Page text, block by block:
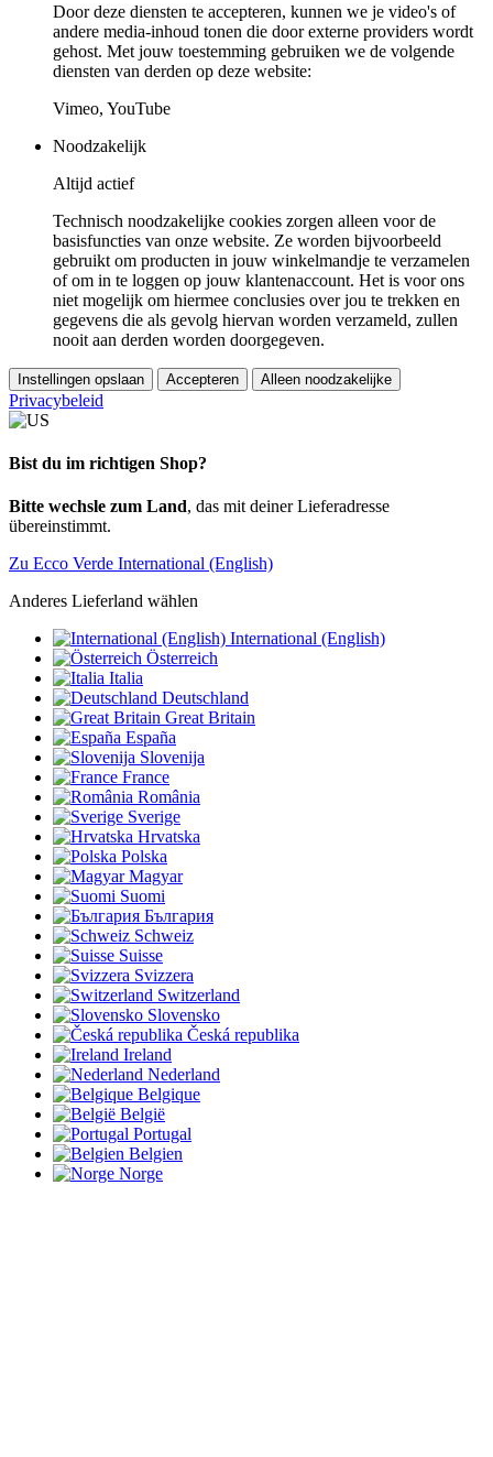
Door deze diensten te accepteren, kunnen we je video's of
andere media-inhoud tonen die door externe providers wordt
gehost. Met jouw toestemming gebruiken we de volgende
diensten van derden op deze website:
Vimeo, YouTube
Noodzakelijk
Altijd actief
Technisch noodzakelijke cookies zorgen alleen voor de
basisfuncties van onze website. Ze worden bijvoorbeeld
gebruikt om producten in jouw winkelmandje te verzamelen
of om in te loggen op jouw klantenaccount. Het is voor ons
niet mogelijk om hiermee conclusies over jou te trekken en
gegevens die als gevolg hiervan worden verzameld, zullen
nooit aan derden worden doorgegeven.
Instellingen opslaan Accepteren Alleen noodzakelijke
Privacybeleid
Bist du im richtigen Shop?
Bitte wechsle zum Land, das mit deiner Lieferadresse
übereinstimmt.
Zu Ecco Verde International (English)
Anderes Lieferland wählen
International (English)
Österreich
Italia
Deutschland
Great Britain
España
Slovenija
France
România
Sverige
Hrvatska
Polska
Magyar
Suomi
България
Schweiz
Suisse
Svizzera
Switzerland
Slovensko
Česká republika
Ireland
Nederland
Belgique
België
Portugal
Belgien
Norge